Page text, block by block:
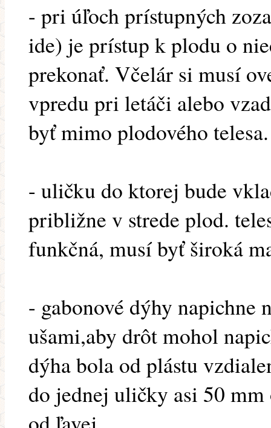
- pri úľoch prístupných
ide) je prístup k plodu o
prekonať. Včelár si musí
vpredu pri letáči alebo
byť mimo plodového telesa.
- uličku do ktorej bude
približne v strede plod.
funkčná, musí byť široká
- gabonové dýhy napichne
ušami,aby drôt mohol
dýha bola od plástu
do jednej uličky asi 50